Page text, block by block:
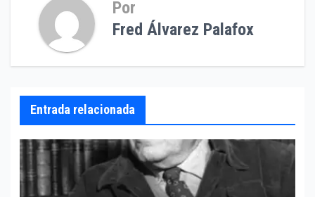
Por
Fred Álvarez Palafox
Entrada relacionada